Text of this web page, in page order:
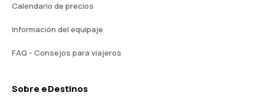
Calendario de precios
Información del equipaje
FAQ - Consejos para viajeros
Sobre eDestinos